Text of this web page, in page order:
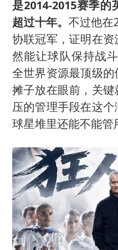
是2014-2015赛季
超过十年。 不过他在
协联冠军，证明在
然能让球队保持战
全世界资源最顶级
摊子放在眼前，关
压的管理手段在这
球星堆里还能不能管